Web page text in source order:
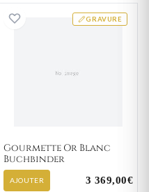
Ephy GRAVURE
Gourmette Or
Gourmette Or Blanc
Buchbinder
AJOUTER 3 369,00€